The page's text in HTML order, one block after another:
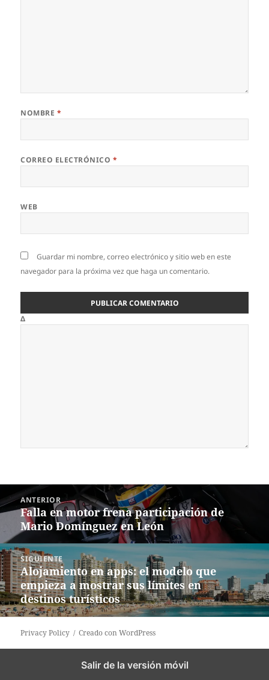
NOMBRE *
CORREO ELECTRÓNICO *
WEB
Guardar mi nombre, correo electrónico y sitio web en este
navegador para la próxima vez que haga un comentario.
Δ
Navegación
de
entradas
ANTERIOR
Entrada
anterior:
Falla en motor frena participación de
Mario Domínguez en León
SIGUIENTE
Siguiente
entrada:
Alojamiento en apps: el modelo que
empieza a mostrar sus límites en
destinos turísticos
Privacy Policy Creado con WordPress
Salir de la versión móvil